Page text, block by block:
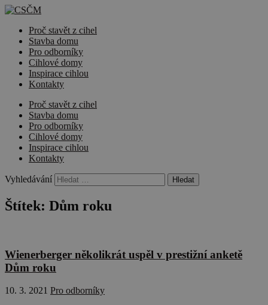
Proč stavět z cihel
Stavba domu
Pro odborníky
Cihlové domy
Inspirace cihlou
Kontakty
Proč stavět z cihel
Stavba domu
Pro odborníky
Cihlové domy
Inspirace cihlou
Kontakty
Vyhledávání
Štítek: Dům roku
Wienerberger několikrát uspěl v prestižní anketě
Dům roku
10. 3. 2021 Pro odborníky